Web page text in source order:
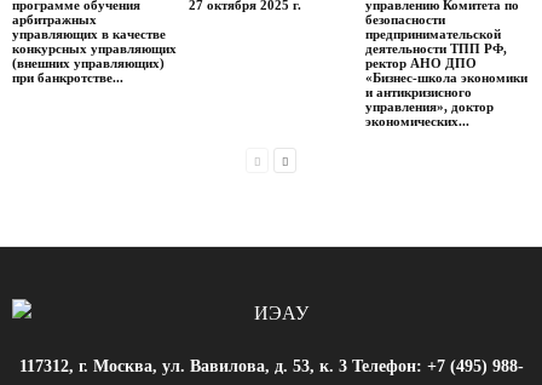
программе обучения
арбитражных
управляющих в качестве
конкурсных управляющих
(внешних управляющих)
при банкротстве...
27 октября 2025 г.
управлению Комитета по
безопасности
предпринимательской
деятельности ТПП РФ,
ректор АНО ДПО
«Бизнес-школа экономики
и антикризисного
управления», доктор
экономических...
117312, г. Москва, ул. Вавилова, д. 53, к. 3 Телефон: +7 (495) 988-